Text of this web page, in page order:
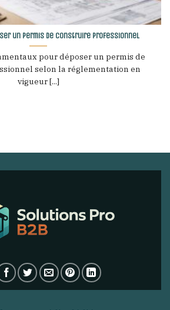
un permis de construire professionnel
pour déposer un permis de
selon la réglementation en
vigueur [...]